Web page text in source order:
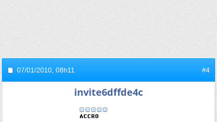
07/01/2010, 08h11 #4
invite6dffde4c